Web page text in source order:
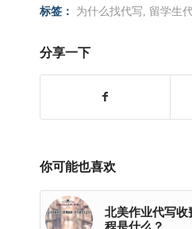
标签： 为什么找代写 留学生
分享一下
你可能也喜欢
北美作业代写收
程是什么？